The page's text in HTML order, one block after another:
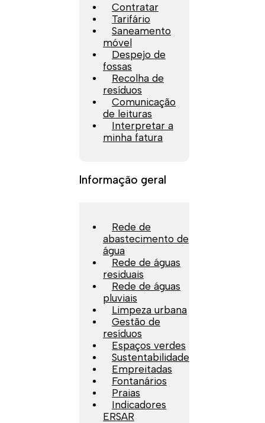
Contratar
Tarifário
Saneamento
móvel
Despejo de
fossas
Recolha de
resíduos
Comunicação
de leituras
Interpretar a
minha fatura
Informação geral
Rede de
abastecimento de
água
Rede de águas
residuais
Rede de águas
pluviais
Limpeza urbana
Gestão de
resíduos
Espaços verdes
Sustentabilidade
Empreitadas
Fontanários
Praias
Indicadores
ERSAR